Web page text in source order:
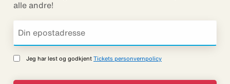
alle andre!
Jeg har lest og godkjent Tickets personvernpolicy